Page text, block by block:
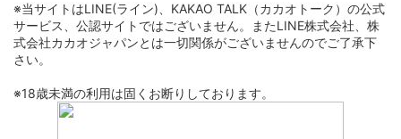
※当サイトはLINE(ライン)、KAKAO TALK（カカオトーク）の公式
サービス、公認サイトではございません。またLINE株式会社、株
式会社カカオジャパンとは一切関係がございませんのでご了承下
さい。
※18歳未満の利用は固くお断りしております。